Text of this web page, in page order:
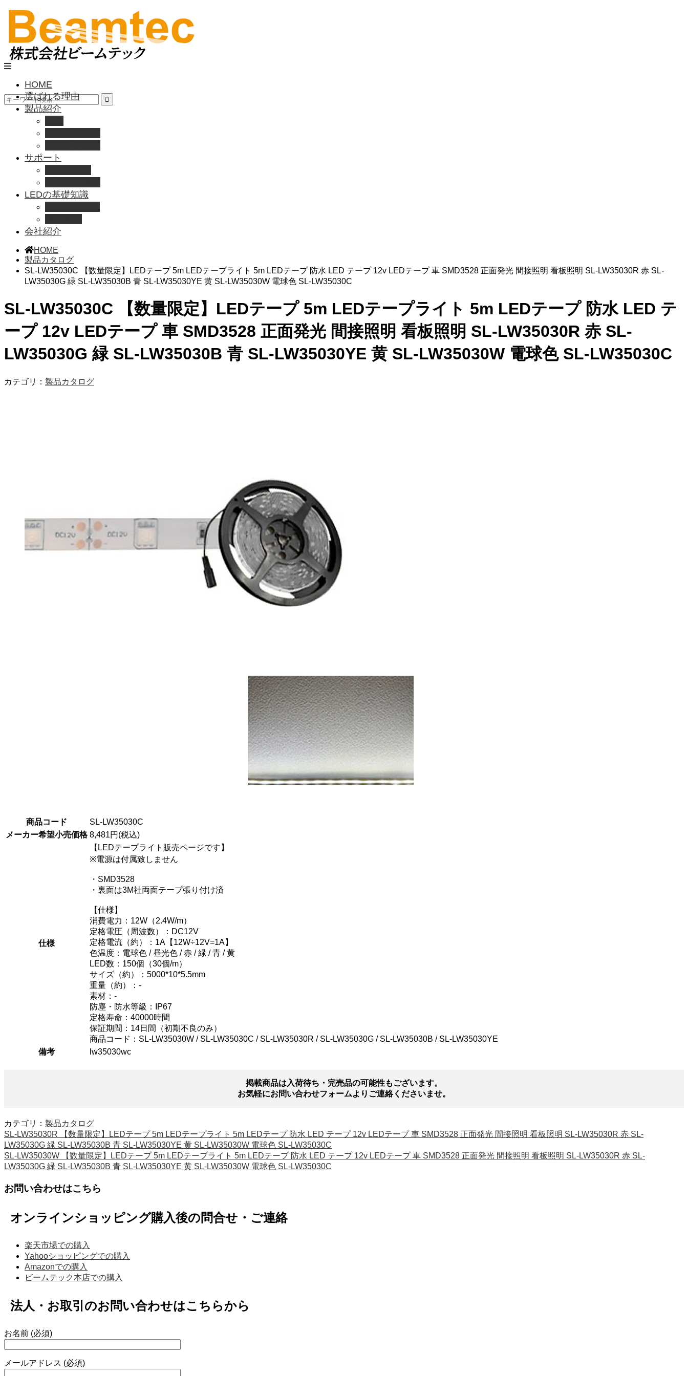
HOME
選ばれる理由
製品紹介
サポート
LEDの基礎知識
会社紹介
HOME
製品カタログ
SL-LW35030C 【数量限定】LEDテープ 5m LEDテープライト 5m LEDテープ 防水 LED テープ 12v LEDテープ 車 SMD3528 正面発光 間接照明 看板照明 SL-LW35030R 赤 SL-
LW35030G 緑 SL-LW35030B 青 SL-LW35030YE 黄 SL-LW35030W 電球色 SL-LW35030C
SL-LW35030C 【数量限定】LEDテープ 5m LEDテープライト 5m LEDテープ 防水 LED テ
ープ 12v LEDテープ 車 SMD3528 正面発光 間接照明 看板照明 SL-LW35030R 赤 SL-
LW35030G 緑 SL-LW35030B 青 SL-LW35030YE 黄 SL-LW35030W 電球色 SL-LW35030C
カテゴリ： 製品カタログ
商品コード
SL-LW35030C
メーカー希望小売価格 8,481円(税込)
仕様
【LEDテープライト販売ページです】
※電源は付属致しません
・SMD3528
・裏面は3M社両面テープ張り付け済
【仕様】
消費電力：12W（2.4W/m）
定格電圧（周波数）：DC12V
定格電流（約）：1A【12W÷12V=1A】
色温度：電球色 / 昼光色 / 赤 / 緑 / 青 / 黄
LED数：150個（30個/m）
サイズ（約）：5000*10*5.5mm
重量（約）：-
素材：-
防塵・防水等級：IP67
定格寿命：40000時間
保証期間：14日間（初期不良のみ）
商品コード：SL-LW35030W / SL-LW35030C / SL-LW35030R / SL-LW35030G / SL-LW35030B / SL-LW35030YE
備考
lw35030wc
掲載商品は入荷待ち・完売品の可能性もございます。
お気軽にお問い合わせフォームよりご連絡くださいませ。
カテゴリ： 製品カタログ
SL-LW35030R 【数量限定】LEDテープ 5m LEDテープライト 5m LEDテープ 防水 LED テープ 12v LEDテープ 車 SMD3528 正面発光 間接照明 看板照明 SL-LW35030R 赤 SL-
LW35030G 緑 SL-LW35030B 青 SL-LW35030YE 黄 SL-LW35030W 電球色 SL-LW35030C
SL-LW35030W 【数量限定】LEDテープ 5m LEDテープライト 5m LEDテープ 防水 LED テープ 12v LEDテープ 車 SMD3528 正面発光 間接照明 看板照明 SL-LW35030R 赤 SL-
LW35030G 緑 SL-LW35030B 青 SL-LW35030YE 黄 SL-LW35030W 電球色 SL-LW35030C
お問い合わせはこちら
オンラインショッピング購入後の問合せ・ご連絡
楽天市場での購入
Yahooショッピングでの購入
Amazonでの購入
ビームテック本店での購入
法人・お取引のお問い合わせはこちらから
お名前 (必須)
メールアドレス (必須)